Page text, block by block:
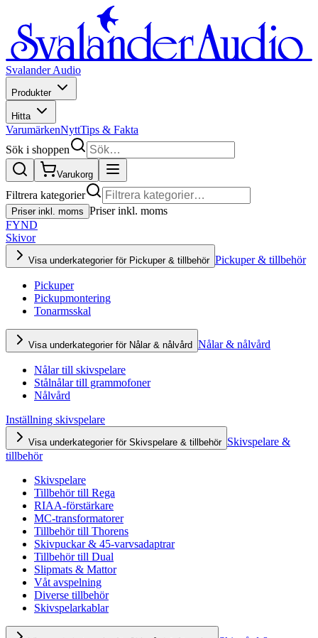
Svalander Audio
Produkter
Hitta
VarumärkenNyttTips & Fakta
Sök i shoppen
Varukorg
Filtrera kategorier
Priser inkl. moms Priser inkl. moms
FYND
Skivor
Visa underkategorier för Pickuper & tillbehör Pickuper & tillbehör
Pickuper
Pickupmontering
Tonarmsskal
Visa underkategorier för Nålar & nålvård Nålar & nålvård
Nålar till skivspelare
Stålnålar till grammofoner
Nålvård
Inställning skivspelare
Visa underkategorier för Skivspelare & tillbehör Skivspelare &
tillbehör
Skivspelare
Tillbehör till Rega
RIAA-förstärkare
MC-transformatorer
Tillbehör till Thorens
Skivpuckar & 45-varvsadaptrar
Tillbehör till Dual
Slipmats & Mattor
Våt avspelning
Diverse tillbehör
Skivspelarkablar